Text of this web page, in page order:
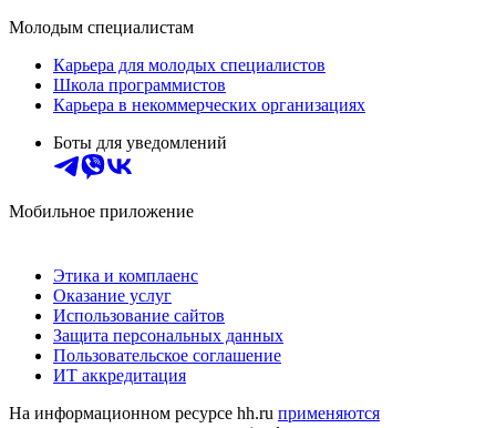
Молодым специалистам
Карьера для молодых специалистов
Школа программистов
Карьера в некоммерческих организациях
Боты для уведомлений
Мобильное приложение
Этика и комплаенс
Оказание услуг
Использование сайтов
Защита персональных данных
Пользовательское соглашение
ИТ аккредитация
На информационном ресурсе hh.ru применяются